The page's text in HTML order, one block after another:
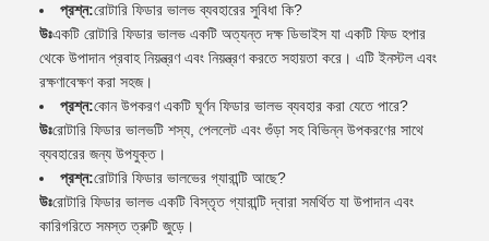
প্রশ্ন:রোটারি ফিডার ভালভ ব্যবহারের সুবিধা কি?
উঃএকটি রোটারি ফিডার ভালভ একটি অত্যন্ত দক্ষ ডিভাইস যা একটি ফিড হপার
থেকে উপাদান প্রবাহ নিয়ন্ত্রণ এবং নিয়ন্ত্রণ করতে সহায়তা করে। এটি ইনস্টল এবং
রক্ষণাবেক্ষণ করা সহজ।
প্রশ্ন:কোন উপকরণ একটি ঘূর্ণন ফিডার ভালভ ব্যবহার করা যেতে পারে?
উঃরোটারি ফিডার ভালভটি শস্য, পেললেট এবং গুঁড়া সহ বিভিন্ন উপকরণের সাথে
ব্যবহারের জন্য উপযুক্ত।
প্রশ্ন:রোটারি ফিডার ভালভের গ্যারান্টি আছে?
উঃরোটারি ফিডার ভালভ একটি বিস্তৃত গ্যারান্টি দ্বারা সমর্থিত যা উপাদান এবং
কারিগরিতে সমস্ত ত্রুটি জুড়ে।